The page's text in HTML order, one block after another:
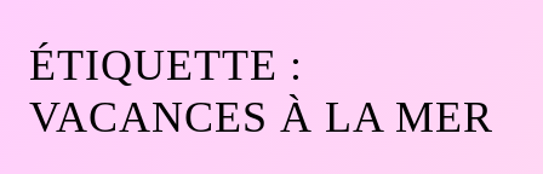
ÉTIQUETTE :
VACANCES À LA MER